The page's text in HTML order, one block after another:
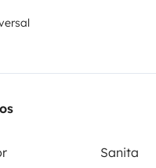
Sanita